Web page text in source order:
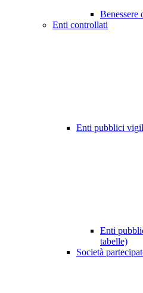
Benessere
Enti controllati
Enti pubblici
Enti
tabelle)
Società